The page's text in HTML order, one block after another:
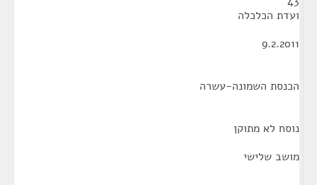
ועדת הכלכלה
9.2.2011
הכנסת השמונה-עשרה
נוסח לא מתוקן
מושב שלישי